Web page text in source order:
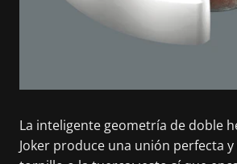
La inteligente geometría de doble
Joker produce una unión perfecta